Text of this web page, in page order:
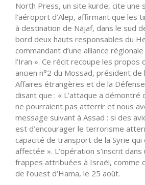
North Press, un site kurde, cite une
l’aéroport d’Alep, affirmant que les
à destination de Najaf, dans le sud
bord deux hauts responsables du
commandant d’une alliance
l’Iran ». Ce récit recoupe les propos
ancien n°2 du Mossad, président de
Affaires étrangères et de la
disant que : « L’attaque a démontré
ne pourraient pas atterrir et nous
message suivant à Assad : si des
est d’encourager le terrorisme
capacité de transport de la Syrie
affectée ». L’opération s’inscrit
frappes attribuées à Israël, comme
de l’ouest d’Hama, le 25 août.